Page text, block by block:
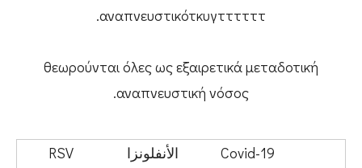
αναπνευστικότκυγττττττ.
θεωρούνται όλες ως εξαιρετικά μεταδοτική
αναπνευστική νόσος.
Covid-19 الأنفلونزا
RSV